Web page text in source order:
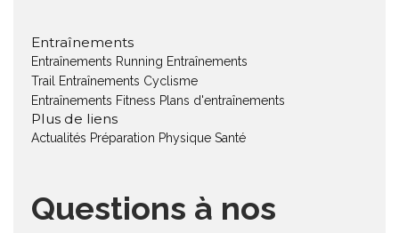
Entraînements
Entraînements Running Entraînements
Trail
Entraînements Cyclisme
Entraînements Fitness Plans d'entraînements
Plus de liens
Actualités Préparation Physique Santé
Questions à nos